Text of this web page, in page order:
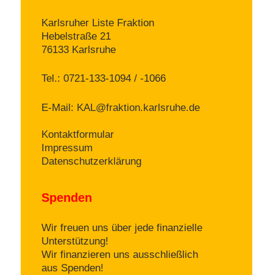
Karlsruher Liste Fraktion
Hebelstraße 21
76133 Karlsruhe
Tel.: 0721-133-1094 / -1066
E-Mail: KAL@fraktion.karlsruhe.de
Kontaktformular
Impressum
Datenschutzerklärung
Spenden
Wir freuen uns über jede finanzielle
Unterstützung!
Wir finanzieren uns ausschließlich
aus Spenden!